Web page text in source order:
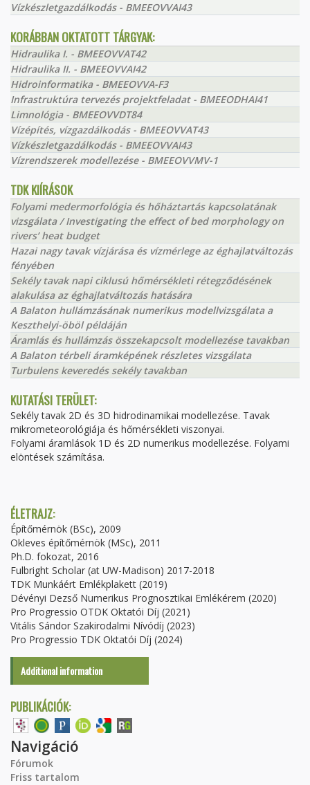
Vízkészletgazdálkodás - BMEEOVVAI43
KORÁBBAN OKTATOTT TÁRGYAK:
Hidraulika I. - BMEEOVVAT42
Hidraulika II. - BMEEOVVAI42
Hidroinformatika - BMEEOVVA-F3
Infrastruktúra tervezés projektfeladat - BMEEODHAI41
Limnológia - BMEEOVVDT84
Vízépítés, vízgazdálkodás - BMEEOVVAT43
Vízkészletgazdálkodás - BMEEOVVAI43
Vízrendszerek modellezése - BMEEOVVMV-1
TDK KIÍRÁSOK
Folyami medermorfológia és hőháztartás kapcsolatának
vizsgálata / Investigating the effect of bed morphology on
rivers’ heat budget
Hazai nagy tavak vízjárása és vízmérlege az éghajlatváltozás
fényében
Sekély tavak napi ciklusú hőmérsékleti rétegződésének
alakulása az éghajlatváltozás hatására
A Balaton hullámzásának numerikus modellvizsgálata a
Keszthelyi-öböl példáján
Áramlás és hullámzás összekapcsolt modellezése tavakban
A Balaton térbeli áramképének részletes vizsgálata
Turbulens keveredés sekély tavakban
KUTATÁSI TERÜLET:
Sekély tavak 2D és 3D hidrodinamikai modellezése. Tavak
mikrometeorológiája és hőmérsékleti viszonyai.
Folyami áramlások 1D és 2D numerikus modellezése. Folyami
elöntések számítása.
ÉLETRAJZ:
Építőmérnök (BSc), 2009
Okleves építőmérnök (MSc), 2011
Ph.D. fokozat, 2016
Fulbright Scholar (at UW-Madison) 2017-2018
TDK Munkáért Emlékplakett (2019)
Dévényi Dezső Numerikus Prognosztikai Emlékérem (2020)
Pro Progressio OTDK Oktatói Díj (2021)
Vitális Sándor Szakirodalmi Nívódíj (2023)
Pro Progressio TDK Oktatói Díj (2024)
Additional information
PUBLIKÁCIÓK:
Navigáció
Fórumok
Friss tartalom